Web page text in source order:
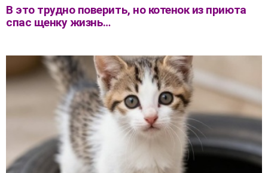
В это трудно поверить, но котенок из приюта
спас щенку жизнь…